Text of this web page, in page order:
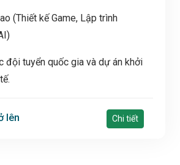
(Thiết kế Game, Lập trình
đội tuyển quốc gia và dự án khởi
lên Chi tiết